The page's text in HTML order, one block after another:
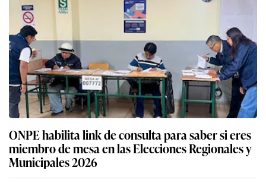
ONPE habilita link de consulta para saber si eres
miembro de mesa en las Elecciones Regionales y
Municipales 2026